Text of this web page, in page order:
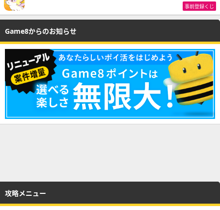
事前登録くじ
Game8からのお知らせ
攻略メニュー